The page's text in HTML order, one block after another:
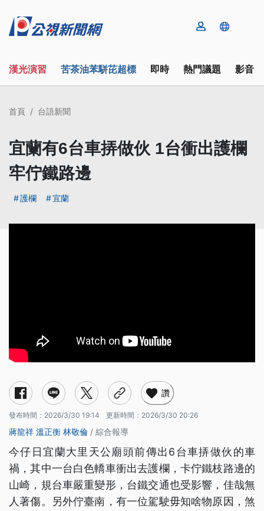
漢光演習 苦茶油苯駢芘超標 即時 熱門議題 影音
首頁 台語新聞
宜蘭有6台車挵做伙 1台衝出護欄
牢佇鐵路邊
護欄 宜蘭
讚
發布時間： 2026/3/30 19:14 更新時間： 2026/3/30 20:26
蔣龍祥 溫正衡 林敬倫 / 綜合報導
今仔日宜蘭大里天公廟頭前傳出6台車挵做伙的車
禍，其中一台白色轎車衝出去護欄，卡佇鐵枝路邊的
山崎，規台車嚴重變形，台鐵交通也受影響，佳哉無
人著傷。另外佇臺南，有一位駕駛毋知啥物原因，煞